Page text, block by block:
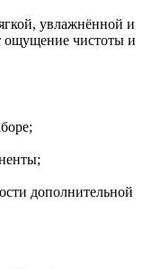
увлажнённой и
ощущение чистоты и
дополнительной